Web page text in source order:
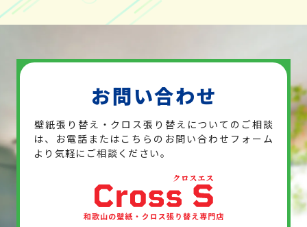
お問い合わせ
壁紙張り替え・クロス張り替えについてのご相談
は、お電話または こちらのお問い合わせフォーム
より気軽にご相談ください。